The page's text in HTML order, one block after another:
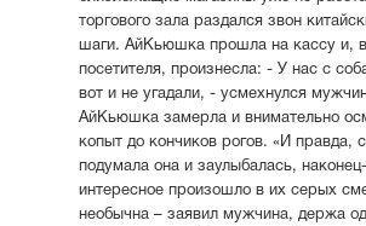
торгового зала раздался звон
шаги. АйКьюшка прошла на кассу и,
посетителя, произнесла: - У нас с
вот и не угадали, - усмехнулся
АйКьюшка замерла и внимательно
копыт до кончиков рогов. «И правда,
подумала она и заулыбалась, наконец-
интересное произошло в их серых
необычна – заявил мужчина, держа